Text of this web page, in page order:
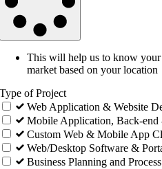
This will help us to know your
market based on your location
Type of Project
Web Application & Website
Mobile Application, Back-end
Custom Web & Mobile App
Web/Desktop Software &
Business Planning and